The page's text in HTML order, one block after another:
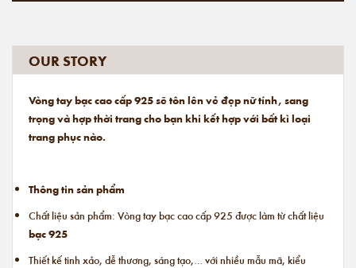
OUR STORY
Vòng tay bạc cao cấp 925 sẽ tôn lên vẻ đẹp nữ tính, sang
trọng và hợp thời trang cho bạn khi kết hợp với bất kì loại
trang phục nào.
Thông tin sản phẩm
Chất liệu sản phẩm: Vòng tay bạc cao cấp 925 được làm từ chất liệu
bạc 925
Thiết kế tinh xảo, dễ thương, sáng tạo,… với nhiều mẫu mã, kiểu